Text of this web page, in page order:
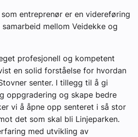
entreprenør er en videreføring
mellom Veidekke og
profesjonell og kompetent
en solid forståelse for hvordan
senter. I tillegg til å gi
oppgradering og skape bedre
vi å åpne opp senteret i så stor
det som skal bli Linjeparken.
med utvikling av